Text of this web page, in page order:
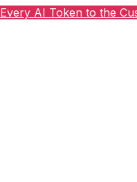
AI Token to the